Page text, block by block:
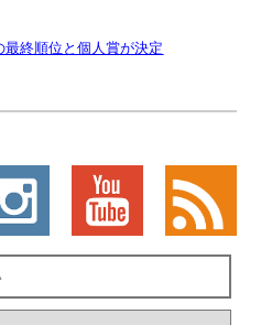
終順位と個人賞が決定